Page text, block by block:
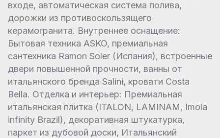
входе, автоматическая система полива,
дорожки из противоскользящего
керамогранита. Внутреннее оснащение:
Бытовая техника ASKO, премиальная
сантехника Ramon Soler (Испания), встроенные
двери повышенной прочности, ванны от
итальянского бренда Salini, кровати Costa
Bella. Отделка и интерьер: Премиальная
итальянская плитка (ITALON, LAMINAM, Imola
infinity Brazil), декоративная штукатурка,
паркет из дубовой доски, Итальянский